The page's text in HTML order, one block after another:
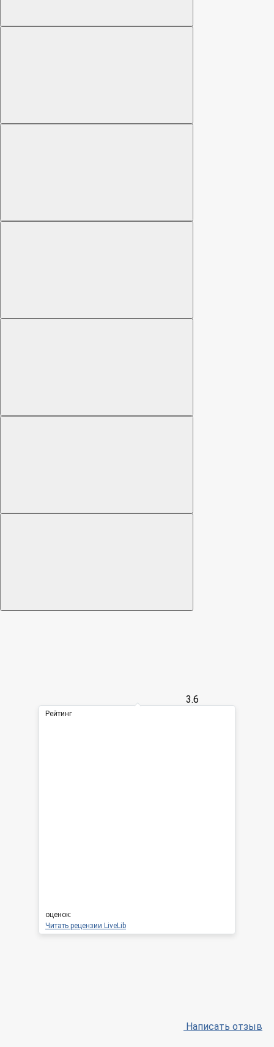
3.6
Рейтинг
оценок:
Читать рецензии LiveLib
Написать отзыв